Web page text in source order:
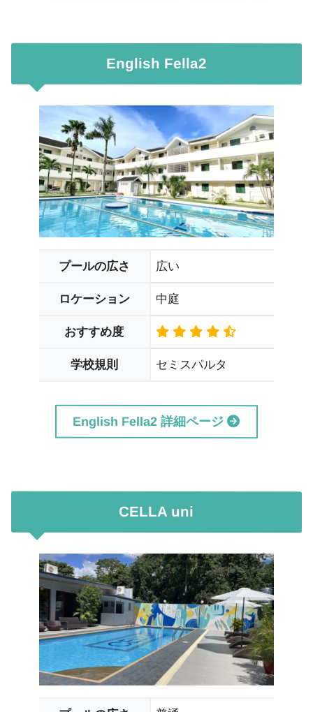
English Fella2
プールの広さ 広い
ロケーション 中庭
おすすめ度
学校規則 セミスパルタ
English Fella2 詳細ページ
CELLA uni